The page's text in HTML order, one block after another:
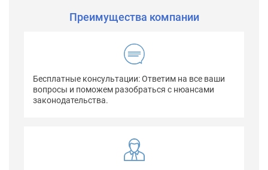
Преимущества компании
Бесплатные консультации: Ответим на все ваши
вопросы и поможем разобраться с нюансами
законодательства.